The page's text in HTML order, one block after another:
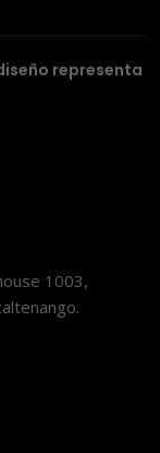
representa
1003,